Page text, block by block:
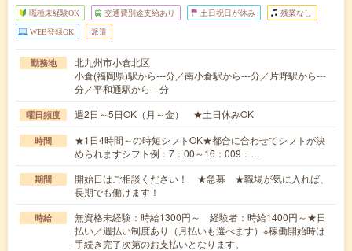
職種未経験OK 交通費別途支給あり 土日祝日が休み 残業なし
WEB登録OK 派遣
勤務地
北九州市小倉北区
小倉(福岡県)駅から---分／南小倉駅から---分／片野駅から---
分／平和通駅から---分
曜日頻度 週2日～5日OK（月～金） ★土日休みOK
時間
★1日4時間～の時短シフトOK★都合に合わせてシフトが決
められますシフト例：7：00～16：009：…
期間
開始日はご相談ください！ ★急募 ★職場が気に入れば、
長期でも働けます！
時給
無資格未経験：時給1300円～ 経験者：時給1400円～★日
払い／週払い制度あり（月払いも選べます）※稼働開始時は
手続き完了次第のお支払いとなります。